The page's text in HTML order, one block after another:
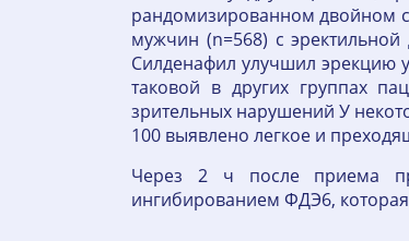
рандомизированном двойном
мужчин (n=568) с
Силденафил улучшил эрекцию
таковой в других группах
зрительных нарушений У
100 выявлено легкое и
Через 2 ч после приема
ингибированием ФДЭ6, которая